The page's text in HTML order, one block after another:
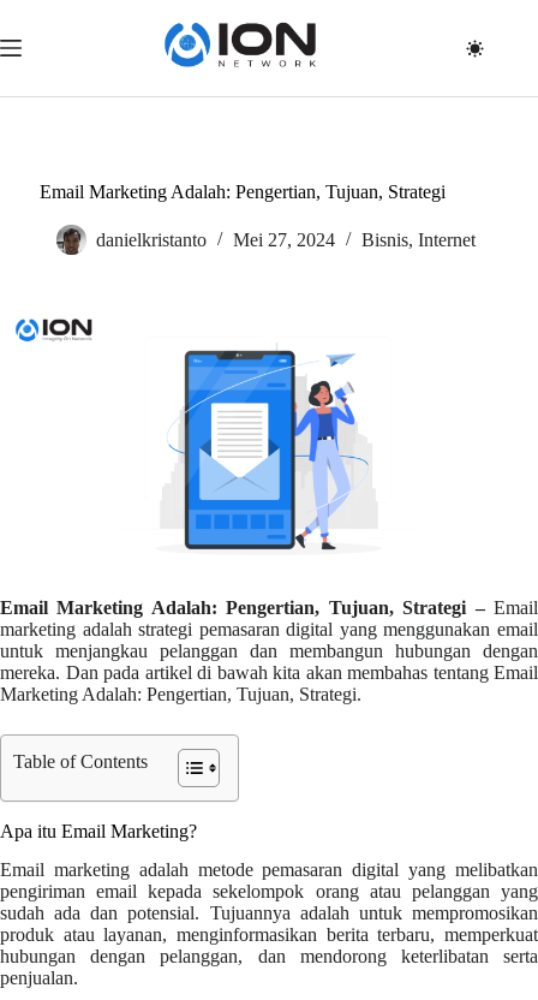
content
Email Marketing Adalah: Pengertian, Tujuan, Strategi
danielkristanto Mei 27, 2024 Bisnis,Internet
Email Marketing Adalah: Pengertian, Tujuan, Strategi –Email
marketing adalah strategi pemasaran digital yang menggunakan email
untuk menjangkau pelanggan dan membangun hubungan dengan
mereka. Dan pada artikel di bawah kita akan membahas tentang Email
Marketing Adalah: Pengertian, Tujuan, Strategi.
Table of Contents
Apa itu Email Marketing?
Email marketing adalah metode pemasaran digital yang melibatkan
pengiriman email kepada sekelompok orang atau pelanggan yang
sudah ada dan potensial. Tujuannya adalah untuk mempromosikan
produk atau layanan, menginformasikan berita terbaru, memperkuat
hubungan dengan pelanggan, dan mendorong keterlibatan serta
penjualan.